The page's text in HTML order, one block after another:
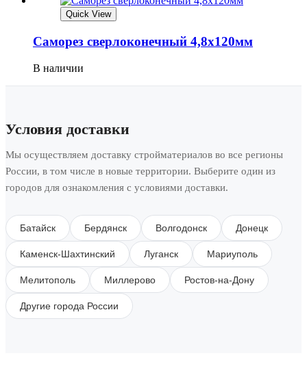
Quick View
Саморез сверлоконечный 4,8х120мм
В наличии
Условия доставки
Мы осуществляем доставку стройматериалов во все регионы
России, в том числе в новые территории. Выберите один из
городов для ознакомления с условиями доставки.
Батайск Бердянск Волгодонск Донецк
Каменск-Шахтинский Луганск Мариуполь
Мелитополь Миллерово Ростов-на-Дону
Другие города России